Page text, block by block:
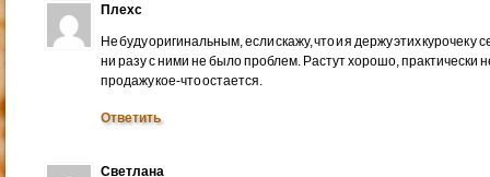
Плехс
Не буду оригинальным, если скажу, что и я держу этих курочек
ни разу с ними не было проблем. Растут хорошо, практически
продажу кое-что остается.
Ответить
Светлана